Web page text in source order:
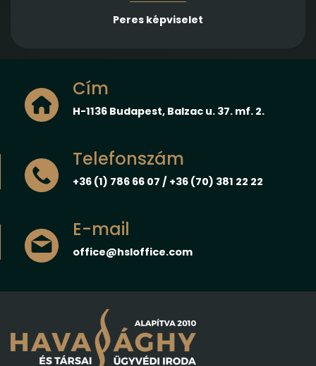
Peres képviselet
Cím
H-1136 Budapest, Balzac u. 37. mf. 2.
Telefonszám
+36 (1) 786 66 07 / +36 (70) 381 22 22
E-mail
office@hsloffice.com